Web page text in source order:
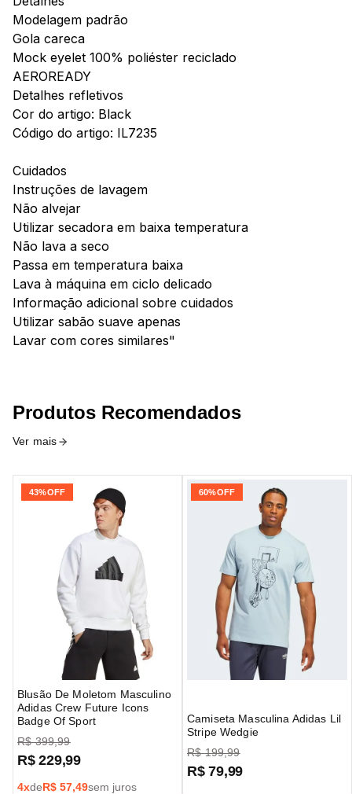
Modelagem padrão
Gola careca
Mock eyelet 100% poliéster reciclado
AEROREADY
Detalhes refletivos
Cor do artigo: Black
Código do artigo: IL7235
Cuidados
Instruções de lavagem
Não alvejar
Utilizar secadora em baixa temperatura
Não lava a seco
Passa em temperatura baixa
Lava à máquina em ciclo delicado
Informação adicional sobre cuidados
Utilizar sabão suave apenas
Lavar com cores similares"
Produtos Recomendados
Ver mais
Blusão De Moletom Masculino
Adidas Crew Future Icons
Badge Of Sport
43%OFF
R$ 399,99
R$ 229,99
4xdeR$ 57,49sem juros
Camiseta Masculina Adidas Lil
Stripe Wedgie
60%OFF
R$ 199,99
R$ 79,99